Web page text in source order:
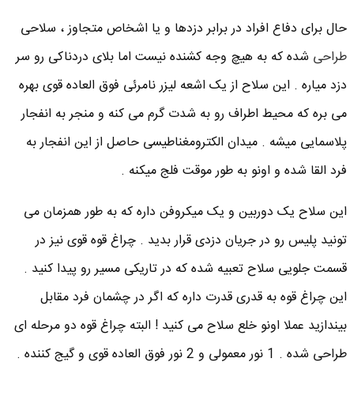
حال برای دفاع افراد در برابر دزدها و یا اشخاص متجاوز ، سلاحی
طراحی شده که به هیچ وجه کشنده نیست اما بلای دردناکی رو سر
دزد میاره . این سلاح از یک اشعه لیزر نامرئی فوق العاده قوی بهره
می بره که محیط اطراف رو به شدت گرم می کنه و منجر به انفجار
پلاسمایی میشه . میدان الکترومغناطیسی حاصل از این انفجار به
فرد القا شده و اونو به طور موقت فلج میکنه .
این سلاح یک دوربین و یک میکروفن داره که به طور همزمان می
تونید پلیس رو در جریان دزدی قرار بدید . چراغ قوه قوی نیز در
قسمت جلویی سلاح تعبیه شده که در تاریکی مسیر رو پیدا کنید .
این چراغ قوه به قدری قدرت داره که اگر در چشمان فرد مقابل
بیندازید عملا اونو خلع سلاح می کنید !‌ البته چراغ قوه دو مرحله ای
طراحی شده . 1 نور معمولی و 2 نور فوق العاده قوی و گیج کننده .